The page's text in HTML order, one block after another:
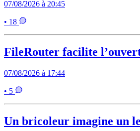
07/08/2026 à 20:45
• 18
FileRouter facilite
07/08/2026 à 17:44
• 5
Un bricoleur imagine un